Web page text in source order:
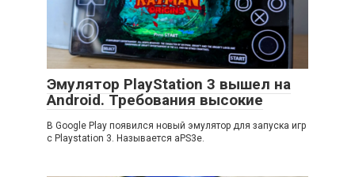
Эмулятор PlayStation 3 вышел на
Android. Требования высокие
В Google Play появился новый эмулятор для запуска игр
с Playstation 3. Называется aPS3e.